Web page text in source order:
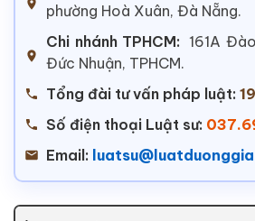
phường Hoà Xuân, Đà Nẵng.
Chi nhánh TPHCM: 161A
Đức Nhuận, TPHCM.
Tổng đài tư vấn pháp luật:
Số điện thoại Luật sư:
Email: